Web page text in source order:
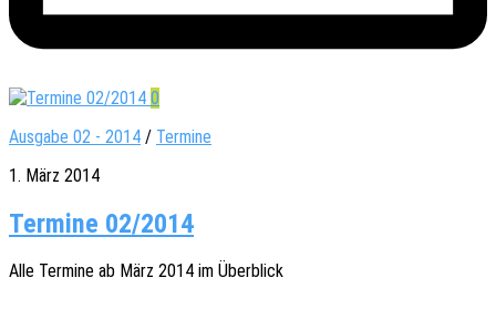
0
Ausgabe 02 - 2014 / Termine
1. März 2014
Termine 02/2014
Alle Termi­ne ab März 2014 im Überblick